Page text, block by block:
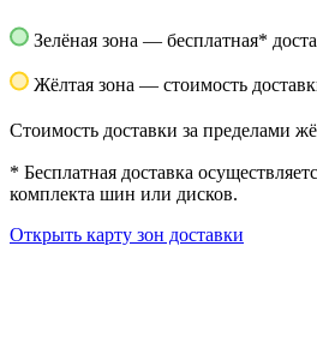
Зелёная зона — бесплатная*
Жёлтая зона — стоимость
Стоимость доставки за пределами
* Бесплатная доставка
комплекта шин или дисков.
Открыть карту зон доставки